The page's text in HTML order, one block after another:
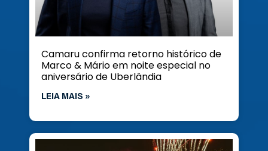
Camaru confirma retorno histórico de
Marco & Mário em noite especial no
aniversário de Uberlândia
LEIA MAIS »